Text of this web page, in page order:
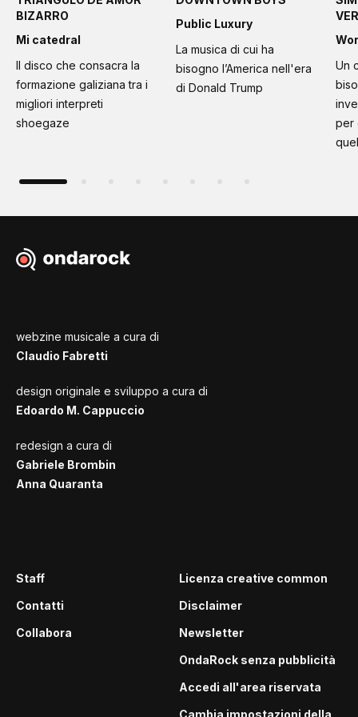
BIZARRO
Mi catedral
Il disco che consacra la
formazione galiziana tra i
migliori interpreti
shoegaze
Public Luxury
La musica di cui ha
bisogno l’America nell'era
di Donald Trump
Un
per
webzine musicale a cura di
Claudio Fabretti
design originale e sviluppo a cura di
Edoardo M. Cappuccio
redesign a cura di
Gabriele Brombin
Anna Quaranta
Staff
Contatti
Collabora
Licenza creative common
Disclaimer
Newsletter
OndaRock senza pubblicità
Accedi all'area riservata